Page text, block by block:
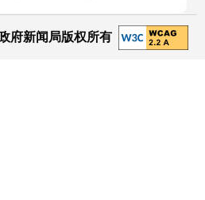
府新闻局版权所有